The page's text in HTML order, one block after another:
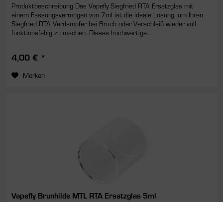
Produktbeschreibung Das Vapefly Siegfried RTA Ersatzglas mit
einem Fassungsvermögen von 7ml ist die ideale Lösung, um Ihren
Siegfried RTA Verdampfer bei Bruch oder Verschleiß wieder voll
funktionsfähig zu machen. Dieses hochwertige...
4,00 € *
Merken
Vapefly Brunhilde MTL RTA Ersatzglas 5ml